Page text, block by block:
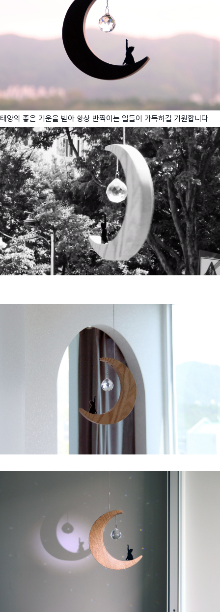
태양의 좋은 기운을 받아 항상 반짝이는 일들이 가득하길 기원합니다